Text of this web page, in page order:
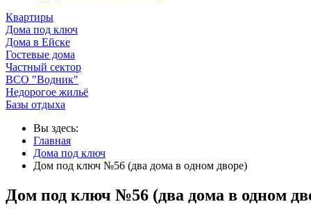
Квартиры
Дома под ключ
Дома в Ейске
Гостевые дома
Частный сектор
ВСО "Водник"
Недорогое жильё
Базы отдыха
Вы здесь:
Главная
Дома под ключ
Дом под ключ №56 (два дома в одном дворе)
Дом под ключ №56 (два дома в одном